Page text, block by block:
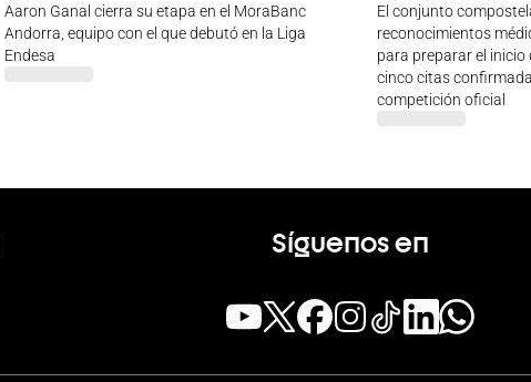
Aaron Ganal cierra su etapa en el MoraBanc
Andorra, equipo con el que debutó en la Liga
Endesa
El conjunto
reconocimientos
para preparar el inicio
cinco citas
competición oficial
Síguenos en